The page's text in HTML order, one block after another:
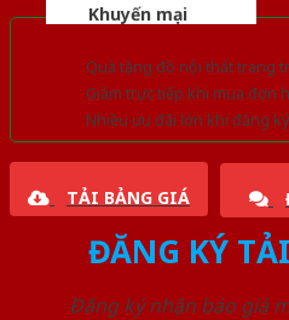
Khuyến mại
Quà tặng đồ nội thất trang
Giảm trực tiếp khi mua đơn
Nhiều ưu đãi lớn khi đăng
TẢI BẢNG GIÁ
ĐĂNG KÝ
Đăng ký nhận báo giá